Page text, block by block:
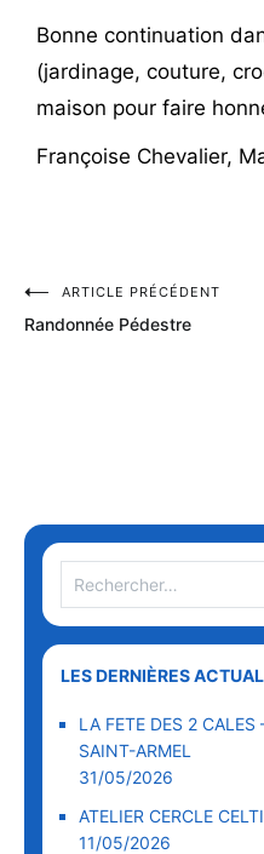
Bonne continuation
(jardinage, couture,
maison pour faire
Françoise Chevalier,
ARTICLE PRÉCÉDENT
Randonnée Pédestre
LES DERNIÈRES
LA FETE DES 2
SAINT-ARMEL
31/05/2026
ATELIER CERCLE
11/05/2026